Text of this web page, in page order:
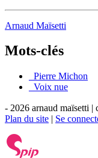
Arnaud Maïsetti
Mots-clés
_Pierre Michon
_Voix nue
- 2026 arnaud maïsetti |
Plan du site | Se